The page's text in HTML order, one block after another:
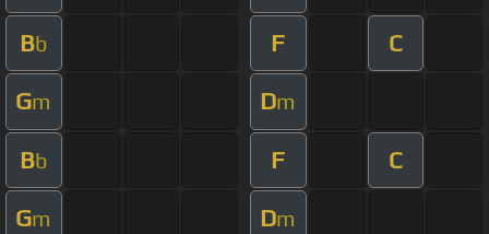
Bb F C
Gm Dm
Bb F C
Gm Dm